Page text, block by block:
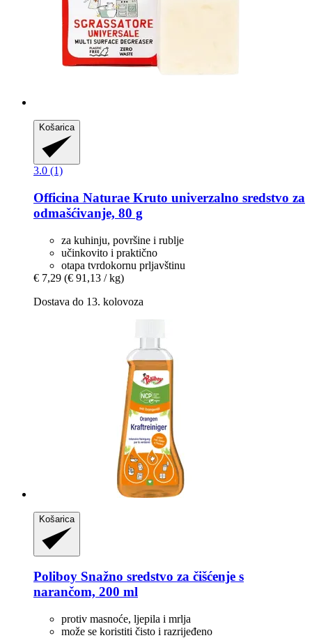
Košarica
3.0 (1)
Officina Naturae Kruto univerzalno sredstvo za
odmašćivanje, 80 g
za kuhinju, površine i rublje
učinkovito i praktično
otapa tvrdokornu prljavštinu
€ 7,29 (€ 91,13 / kg)
Dostava do 13. kolovoza
Košarica
Poliboy Snažno sredstvo za čišćenje s
narančom, 200 ml
protiv masnoće, ljepila i mrlja
može se koristiti čisto i razrijeđeno